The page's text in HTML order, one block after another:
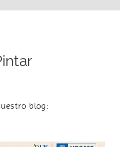
blog: